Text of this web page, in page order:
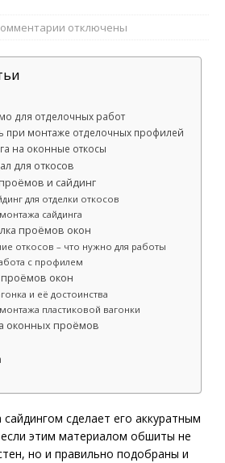
отключены
для отделочных работ
при монтаже отделочных профилей
на оконные откосы
для откосов
и сайдинг
для отделки откосов
сайдинга
проёмов окон
откосов – что нужно для работы
с профилем
проёмов окон
и её достоинства
пластиковой вагонки
оконных проёмов
сделает его аккуратным
этим материалом обшиты не
но и правильно подобраны и